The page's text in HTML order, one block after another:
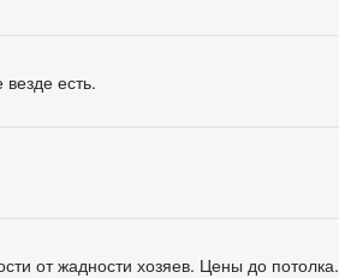
есть.
от жадности хозяев. Цены до потолка.